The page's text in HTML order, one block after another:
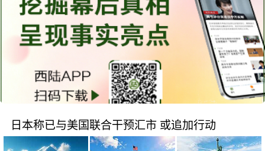
日本称已与美国联合干预汇市 或追加行动